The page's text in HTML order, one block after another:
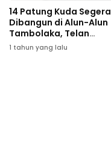
14 Patung Kuda Segera
Dibangun di Alun-Alun
Tambolaka, Telan
Anggaran Rp420 Juta
1 tahun yang lalu